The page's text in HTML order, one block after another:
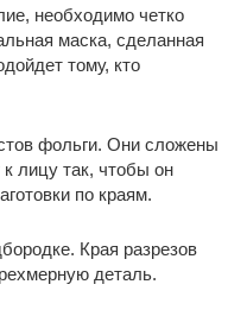
необходимо четко
маска, сделанная
тому, кто
фольги. Они сложены
лицу так, чтобы он
по краям.
Края разрезов
деталь.